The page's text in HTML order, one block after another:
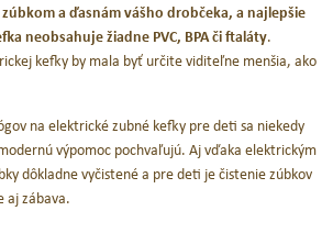
a ďasnám vášho drobčeka, a najlepšie
neobsahuje žiadne PVC, BPA či ftaláty.
kefky by mala byť určite viditeľne menšia, ako
na elektrické zubné kefky pre deti sa niekedy
výpomoc pochvaľujú. Aj vďaka elektrickým
dôkladne vyčistené a pre deti je čistenie zúbkov
aj zábava.
Jack N´Jill Prírodná zubná pasta
Melón / 50 g
6,65€ s DPH
PRIDAŤ DO KOŠÍKA